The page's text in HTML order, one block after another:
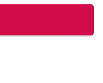
ー・ハンティング”をする
元の農家さんを守りた